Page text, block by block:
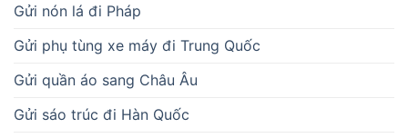
Gửi nón lá đi Pháp
Gửi phụ tùng xe máy đi Trung Quốc
Gửi quần áo sang Châu Âu
Gửi sáo trúc đi Hàn Quốc